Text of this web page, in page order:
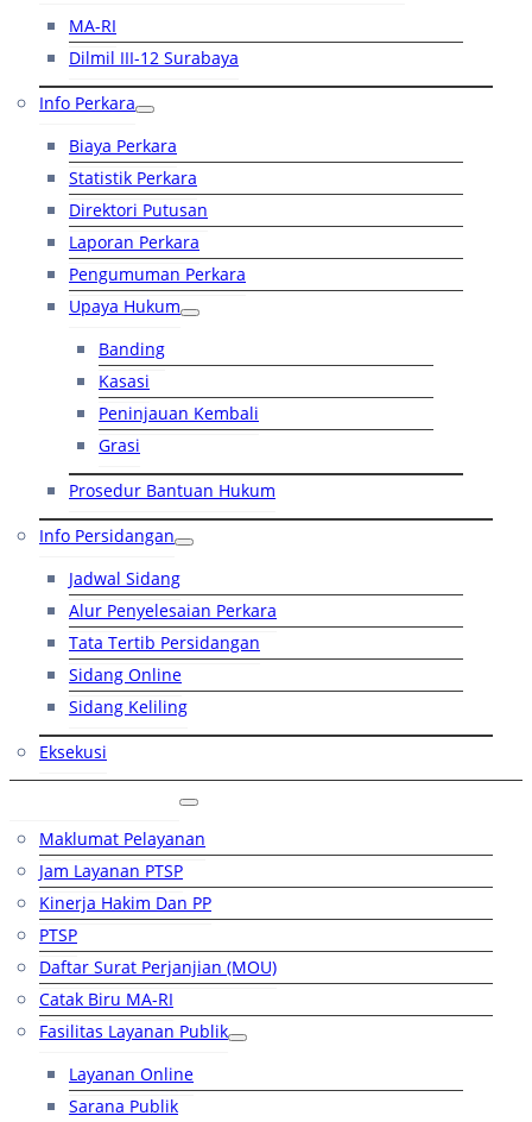
MA-RI
Dilmil III-12 Surabaya
Info Perkara
Biaya Perkara
Statistik Perkara
Direktori Putusan
Laporan Perkara
Pengumuman Perkara
Upaya Hukum
Banding
Kasasi
Peninjauan Kembali
Grasi
Prosedur Bantuan Hukum
Info Persidangan
Jadwal Sidang
Alur Penyelesaian Perkara
Tata Tertib Persidangan
Sidang Online
Sidang Keliling
Eksekusi
Maklumat Pelayanan
Jam Layanan PTSP
Kinerja Hakim Dan PP
PTSP
Daftar Surat Perjanjian (MOU)
Catak Biru MA-RI
Fasilitas Layanan Publik
Layanan Online
Sarana Publik